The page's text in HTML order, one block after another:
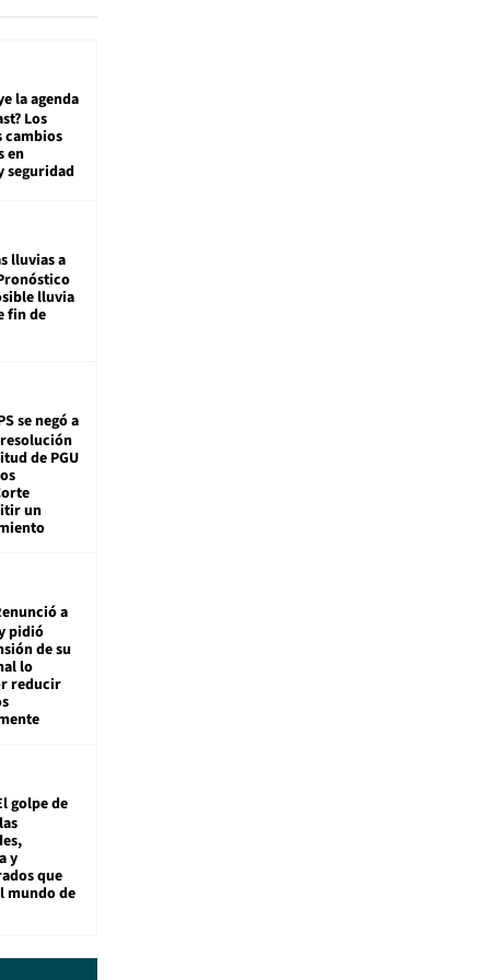
la agenda
Los
cambios
en
seguridad
lluvias a
lluvia
fin de
se negó a
de PGU
un
a
pidió
de su
lo
reducir
golpe de
y
que
mundo de